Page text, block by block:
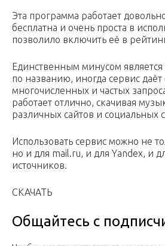
Эта программа работает
бесплатна и очень проста в
позволило включить её в
Единственным минусом является
по названию, иногда сервис
многочисленных и частых
работает отлично, скачивая
различных сайтов и социальных
Использовать сервис можно не
но и для mail.ru, и для Yandex, и
источников.
СКАЧАТЬ
Общайтесь с